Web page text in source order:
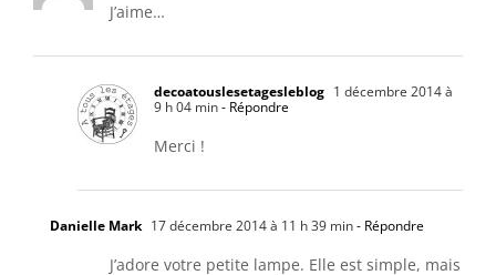
J’aime…
decoatouslesetagesleblog 1 décembre 2014 à
9 h 04 min- Répondre
Merci !
Danielle Mark 17 décembre 2014 à 11 h 39 min- Répondre
J’adore votre petite lampe. Elle est simple, mais